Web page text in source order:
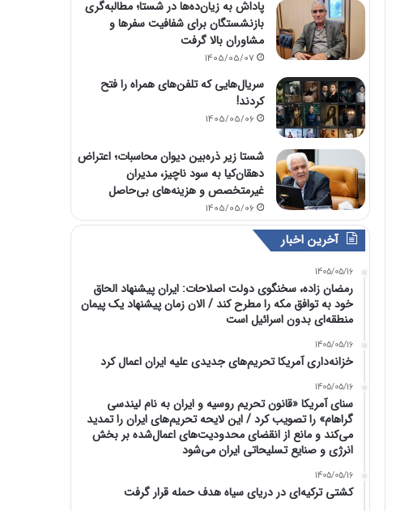
پاداش به زیان‌ده‌ها در شستا؛ مطالبه‌گری
بازنشستگان برای شفافیت سفرها و
مشاوران بالا گرفت
1405/05/07
سریال‌هایی که تلفن‌های همراه را فتح
کردند!
1405/05/06
شستا زیر ذره‌بین دیوان محاسبات؛ اعتراض
دهقان‌کیا به سود ناچیز، مدیران
غیرمتخصص و هزینه‌های بی‌حاصل
1405/05/06
آخرین اخبار
1405/05/16
رمضان زاده، سخنگوی دولت اصلاحات: ایران پیشنهاد الحاق
خود به توافق مکه را مطرح کند / الان زمان پیشنهاد یک پیمان
منطقه‌ای بدون اسرائیل است
1405/05/16
خزانه‌داری آمریکا تحریم‌های جدیدی علیه ایران اعمال کرد
1405/05/16
سنای آمریکا «قانون تحریم روسیه و ایران به نام لیندسی
گراهام» را تصویب کرد / این لایحه تحریم‌های ایران را تمدید
می‌کند و مانع از انقضای محدودیت‌های اعمال‌شده بر بخش
انرژی و صنایع تسلیحاتی ایران می‌شود
1405/05/16
کشتی ترکیه‌ای در دریای سیاه هدف حمله قرار گرفت